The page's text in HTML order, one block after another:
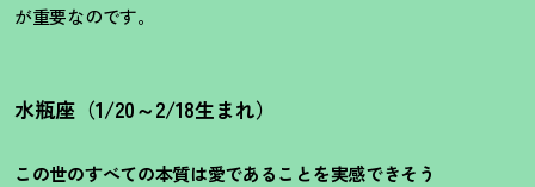
が重要なのです。
水瓶座（1/20～2/18生まれ）
この世のすべての本質は愛であることを実感できそう